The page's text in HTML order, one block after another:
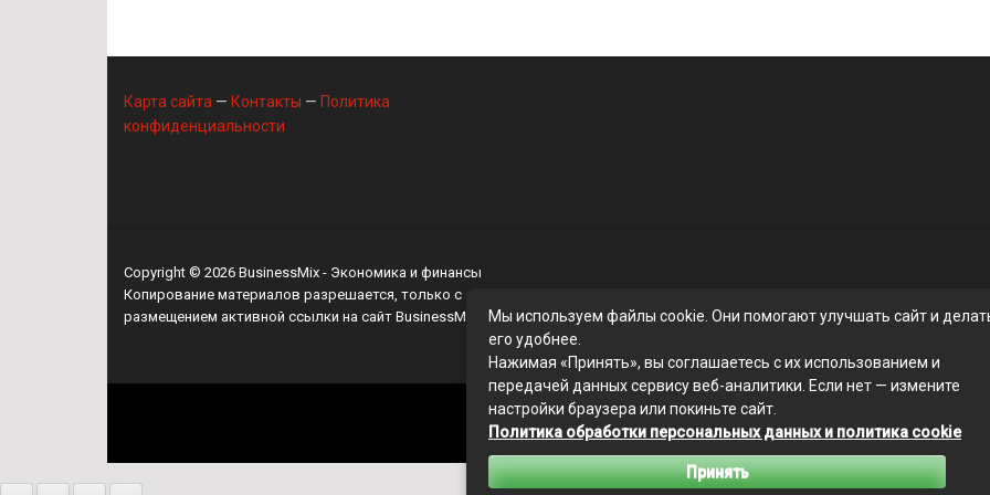
Карта сайта — Контакты — Политика
конфиденциальности
Copyright © 2026 BusinessMix - Экономика и финансы
Копирование материалов разрешается, только с
размещением активной ссылки на сайт BusinessMix
Связаться с редакцией сайта: businessmix.ru@mailwebsite.ru
Политика обработки персональных данных
Мы используем файлы cookie. Они помогают улучшать сайт и
его удобнее.
Нажимая «Принять», вы соглашаетесь с их использованием и
передачей данных сервису веб-аналитики. Если нет — измените
настройки браузера или покиньте сайт.
Политика обработки персональных данных и политика cookie
Принять